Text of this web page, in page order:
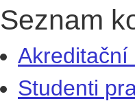
Seznam
Akreditační
Studenti